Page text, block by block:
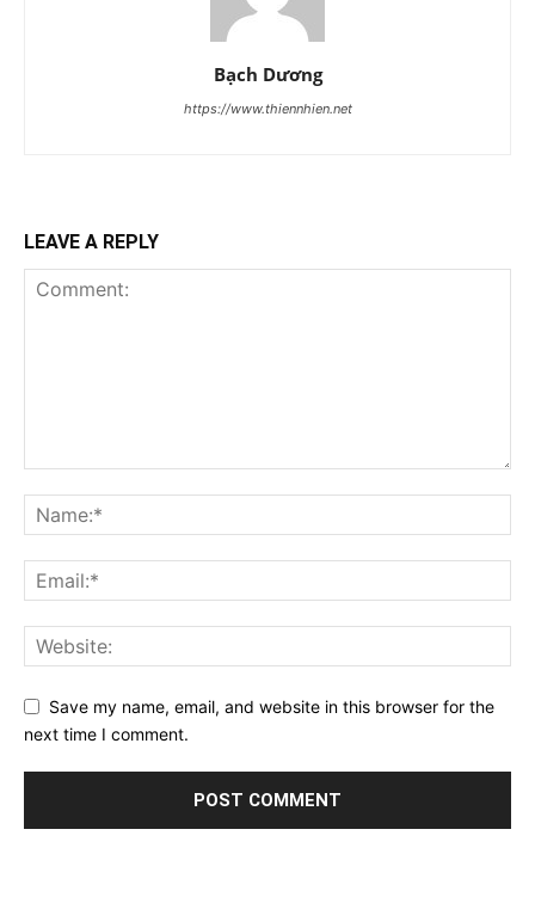
Bạch Dương
https://www.thiennhien.net
LEAVE A REPLY
Save my name, email, and website in this browser for the
next time I comment.